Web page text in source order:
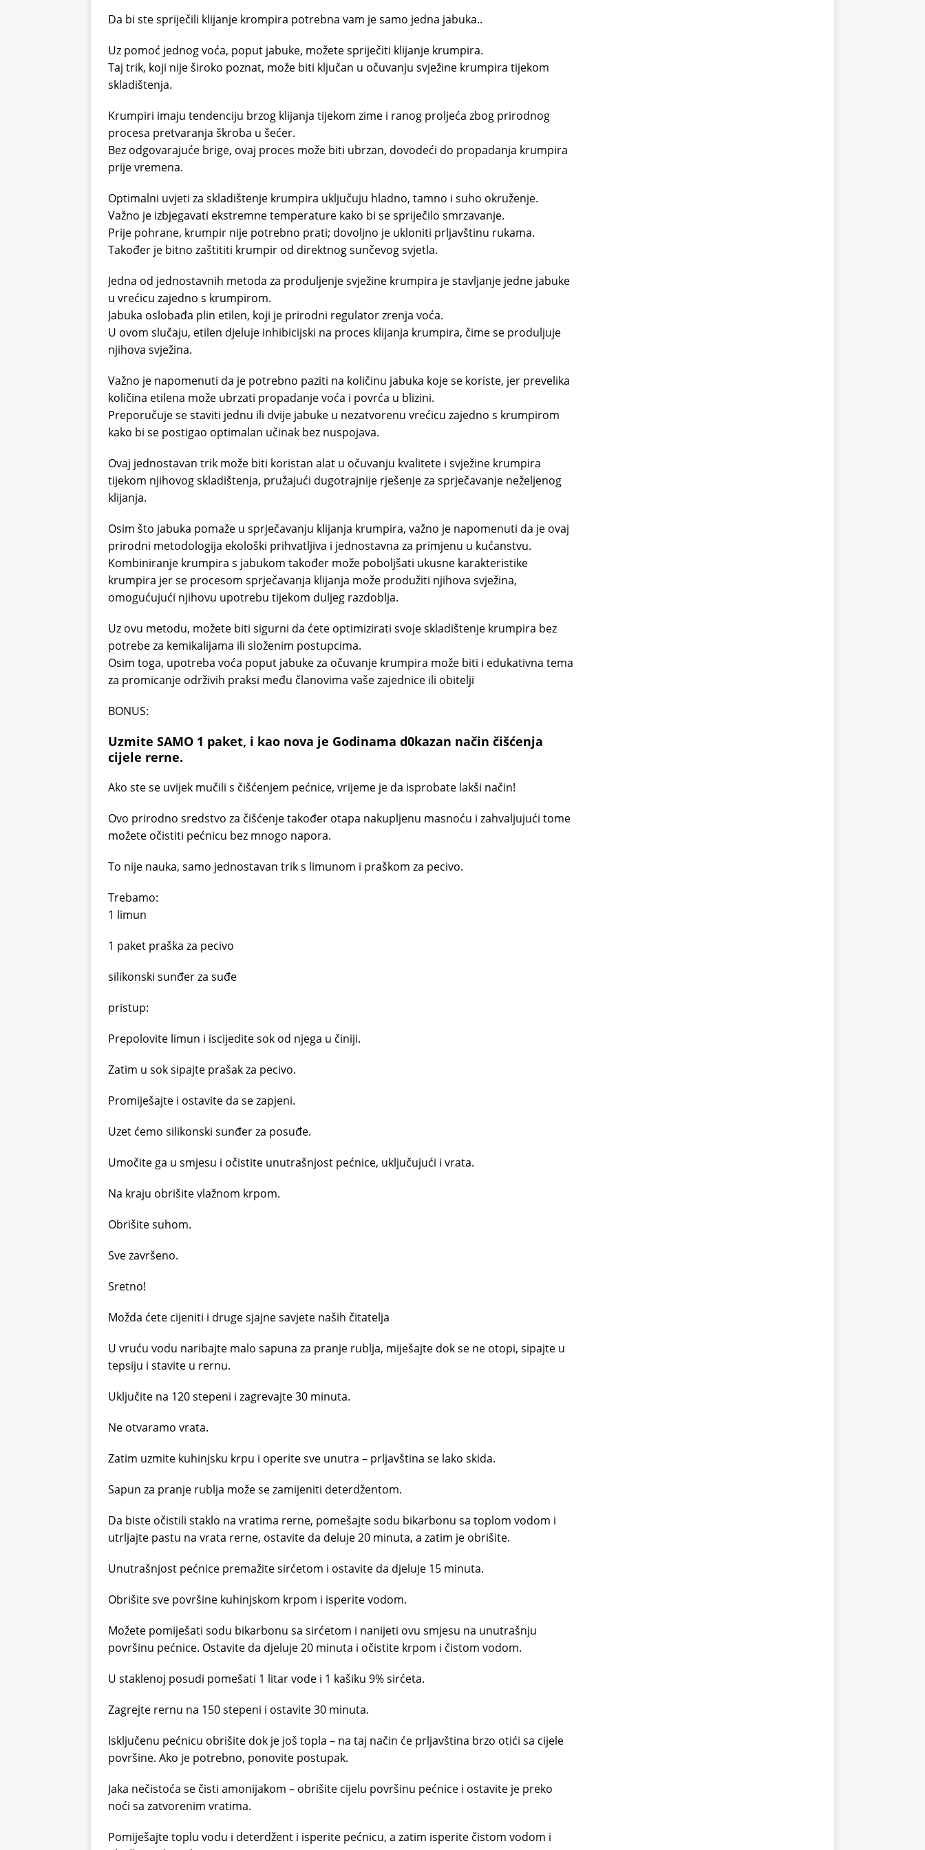
Da bi ste spriječili klijanje krompira potrebna vam je samo jedna jabuka..
Uz pomoć jednog voća, poput jabuke, možete spriječiti klijanje krumpira.
Taj trik, koji nije široko poznat, može biti ključan u očuvanju svježine krumpira tijekom
skladištenja.
Krumpiri imaju tendenciju brzog klijanja tijekom zime i ranog proljeća zbog prirodnog
procesa pretvaranja škroba u šećer.
Bez odgovarajuće brige, ovaj proces može biti ubrzan, dovodeći do propadanja krumpira
prije vremena.
Optimalni uvjeti za skladištenje krumpira uključuju hladno, tamno i suho okruženje.
Važno je izbjegavati ekstremne temperature kako bi se spriječilo smrzavanje.
Prije pohrane, krumpir nije potrebno prati; dovoljno je ukloniti prljavštinu rukama.
Također je bitno zaštititi krumpir od direktnog sunčevog svjetla.
Jedna od jednostavnih metoda za produljenje svježine krumpira je stavljanje jedne jabuke
u vrećicu zajedno s krumpirom.
Jabuka oslobađa plin etilen, koji je prirodni regulator zrenja voća.
U ovom slučaju, etilen djeluje inhibicijski na proces klijanja krumpira, čime se produljuje
njihova svježina.
Važno je napomenuti da je potrebno paziti na količinu jabuka koje se koriste, jer prevelika
količina etilena može ubrzati propadanje voća i povrća u blizini.
Preporučuje se staviti jednu ili dvije jabuke u nezatvorenu vrećicu zajedno s krumpirom
kako bi se postigao optimalan učinak bez nuspojava.
Ovaj jednostavan trik može biti koristan alat u očuvanju kvalitete i svježine krumpira
tijekom njihovog skladištenja, pružajući dugotrajnije rješenje za sprječavanje neželjenog
klijanja.
Osim što jabuka pomaže u sprječavanju klijanja krumpira, važno je napomenuti da je ovaj
prirodni metodologija ekološki prihvatljiva i jednostavna za primjenu u kućanstvu.
Kombiniranje krumpira s jabukom također može poboljšati ukusne karakteristike
krumpira jer se procesom sprječavanja klijanja može produžiti njihova svježina,
omogućujući njihovu upotrebu tijekom duljeg razdoblja.
Uz ovu metodu, možete biti sigurni da ćete optimizirati svoje skladištenje krumpira bez
potrebe za kemikalijama ili složenim postupcima.
Osim toga, upotreba voća poput jabuke za očuvanje krumpira može biti i edukativna tema
za promicanje održivih praksi među članovima vaše zajednice ili obitelji
BONUS:
Uzmite SAMO 1 paket, i kao nova je Godinama d0kazan način čišćenja
cijele rerne.
Ako ste se uvijek mučili s čišćenjem pećnice, vrijeme je da isprobate lakši način!
Ovo prirodno sredstvo za čišćenje također otapa nakupljenu masnoću i zahvaljujući tome
možete očistiti pećnicu bez mnogo napora.
To nije nauka, samo jednostavan trik s limunom i praškom za pecivo.
Trebamo:
1 limun
1 paket praška za pecivo
silikonski sunđer za suđe
pristup:
Prepolovite limun i iscijedite sok od njega u činiji.
Zatim u sok sipajte prašak za pecivo.
Promiješajte i ostavite da se zapjeni.
Uzet ćemo silikonski sunđer za posuđe.
Umočite ga u smjesu i očistite unutrašnjost pećnice, uključujući i vrata.
Na kraju obrišite vlažnom krpom.
Obrišite suhom.
Sve završeno.
Sretno!
Možda ćete cijeniti i druge sjajne savjete naših čitatelja
U vruću vodu naribajte malo sapuna za pranje rublja, miješajte dok se ne otopi, sipajte u
tepsiju i stavite u rernu.
Uključite na 120 stepeni i zagrevajte 30 minuta.
Ne otvaramo vrata.
Zatim uzmite kuhinjsku krpu i operite sve unutra – prljavština se lako skida.
Sapun za pranje rublja može se zamijeniti deterdžentom.
Da biste očistili staklo na vratima rerne, pomešajte sodu bikarbonu sa toplom vodom i
utrljajte pastu na vrata rerne, ostavite da deluje 20 minuta, a zatim je obrišite.
Unutrašnjost pećnice premažite sirćetom i ostavite da djeluje 15 minuta.
Obrišite sve površine kuhinjskom krpom i isperite vodom.
Možete pomiješati sodu bikarbonu sa sirćetom i nanijeti ovu smjesu na unutrašnju
površinu pećnice. Ostavite da djeluje 20 minuta i očistite krpom i čistom vodom.
U staklenoj posudi pomešati 1 litar vode i 1 kašiku 9% sirćeta.
Zagrejte rernu na 150 stepeni i ostavite 30 minuta.
Isključenu pećnicu obrišite dok je još topla – na taj način će prljavština brzo otići sa cijele
površine. Ako je potrebno, ponovite postupak.
Jaka nečistoća se čisti amonijakom – obrišite cijelu površinu pećnice i ostavite je preko
noći sa zatvorenim vratima.
Pomiješajte toplu vodu i deterdžent i isperite pećnicu, a zatim isperite čistom vodom i